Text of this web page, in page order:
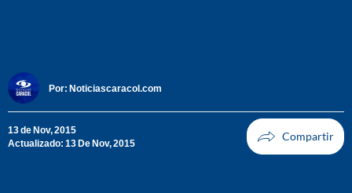
Por: Noticiascaracol.com
13 de Nov, 2015
Actualizado: 13 De Nov, 2015